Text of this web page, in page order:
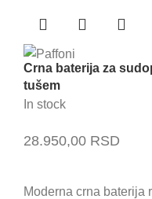
Crna baterija za
tušem
In stock
28.950,00 RSD
Moderna crna baterija